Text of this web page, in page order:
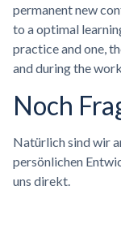
permanent new
to a optimal
practice and one,
and during the work.
Noch
Natürlich sind wir
persönlichen
uns direkt.